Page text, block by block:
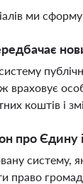
ми
враховує
коштів і
про Єдину
систему,
право